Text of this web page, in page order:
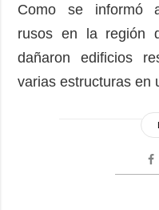
Como se informó
rusos en la región
dañaron edificios
varias estructuras en